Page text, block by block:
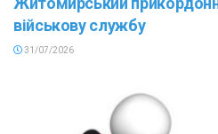
військову службу
31/07/2026